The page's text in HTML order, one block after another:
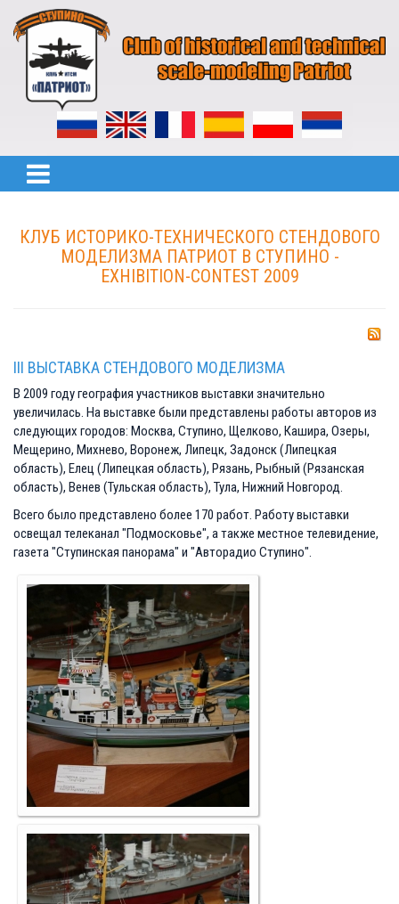
КЛУБ ИСТОРИКО-ТЕХНИЧЕСКОГО СТЕНДОВОГО
МОДЕЛИЗМА ПАТРИОТ В СТУПИНО -
EXHIBITION-CONTEST 2009
III ВЫСТАВКА СТЕНДОВОГО МОДЕЛИЗМА
В 2009 году география участников выставки значительно
увеличилась. На выставке были представлены работы авторов из
следующих городов: Москва, Ступино, Щелково, Кашира, Озеры,
Мещерино, Михнево, Воронеж, Липецк, Задонск (Липецкая
область), Елец (Липецкая область), Рязань, Рыбный (Рязанская
область), Венев (Тульская область), Тула, Нижний Новгород.
Всего было представлено более 170 работ. Работу выставки
освещал телеканал "Подмосковье", а также местное телевидение,
газета "Ступинская панорама" и "Авторадио Ступино".